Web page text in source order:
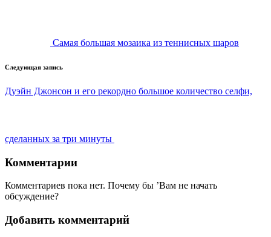
Самая большая мозаика из теннисных шаров
Следующая запись
Дуэйн Джонсон и его рекордно большое количество селфи,
сделанных за три минуты
Комментарии
Комментариев пока нет. Почему бы ’Вам не начать
обсуждение?
Добавить комментарий